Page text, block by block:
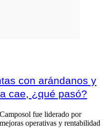
con arándanos y
cae, ¿qué pasó?
fue liderado por
operativas y rentabilidad